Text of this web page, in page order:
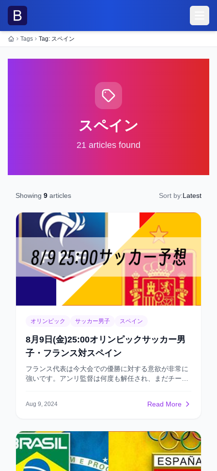
ホームTags Tag: スペイン
スペイン
21 articles found
Showing 9 articles Sort by:Latest
オリンピック サッカー男子 スペイン
8月9日(金)25:00オリンピックサッカー男
子・フランス対スペイン
フランス代表は今大会での優勝に対する意欲が非常に
強いです。アンリ監督は何度も解任され、まだチーム
招集はほとんどありません。今こそ彼らが自分を証明
ションは非常に高いでしょう。 今日までの時点で、フ
ランスは合計10.85のxGを記録しており、期待失点値
はわずか3.3です。 また、オリンピックで失点はわず
か1点で、その1点は準決勝でエジプトとの試合でのも
Aug 9, 2024 Read More